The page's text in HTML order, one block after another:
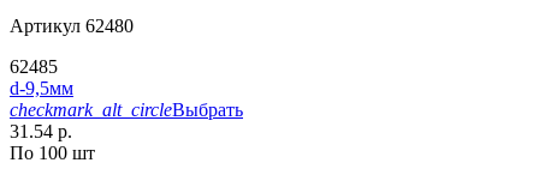
Артикул 62480
62485
d-9,5мм
checkmark_alt_circleВыбрать
31.54 р.
По 100 шт